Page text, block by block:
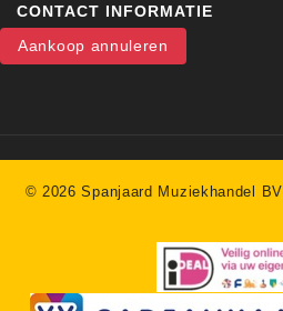
CONTACT INFORMATIE
Aankoop annuleren
© 2026 Spanjaard Muziekhandel BV